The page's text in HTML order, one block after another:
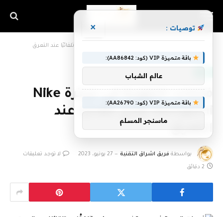
فتحات التهوية في سترة Nike
Aerogami تُفتح تلقائيًا عند
التعرق
بواسطة فريق اشراق التقنية 27 يونيو، 2023 لا توجد تعليقات
2 دقائق
توصيات : ×
باقة متميزة VIP (كود: AA86842):
عالم الشباب
باقة متميزة VIP (كود: AA26790):
ماسنجر المسلم